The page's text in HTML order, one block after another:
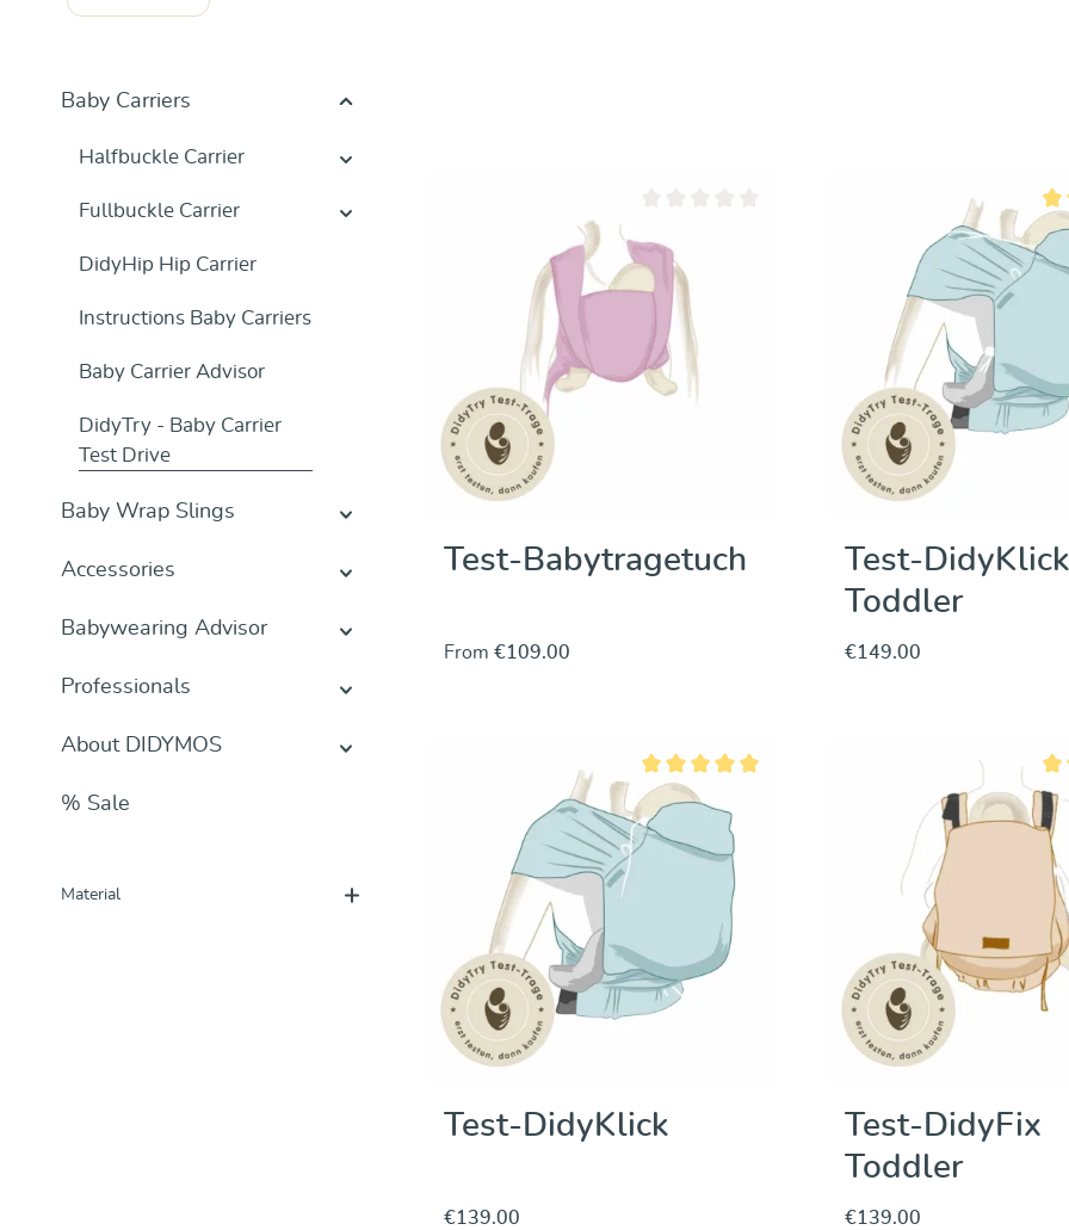
Baby Carriers
Halfbuckle Carrier
Fullbuckle Carrier
DidyHip Hip Carrier
Instructions Baby Carriers
Baby Carrier Advisor
DidyTry - Baby Carrier
Test Drive
Baby Wrap Slings
Accessories
Babywearing Advisor
Professionals
About DIDYMOS
% Sale
Material
Test-Babytragetuch
From €109.00
Test-DidyKlick
Toddler
€149.00
Average rating of 5 out of 5 stars
Test-DidyKlick
€139.00
Test-DidyFix
Toddler
€139.00